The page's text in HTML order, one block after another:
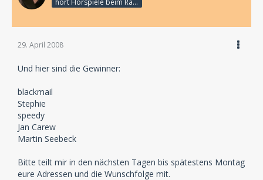
29. April 2008
Und hier sind die Gewinner:
blackmail
Stephie
speedy
Jan Carew
Martin Seebeck
Bitte teilt mir in den nächsten Tagen bis spätestens Montag
eure Adressen und die Wunschfolge mit.